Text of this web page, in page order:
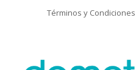
Términos y Condiciones